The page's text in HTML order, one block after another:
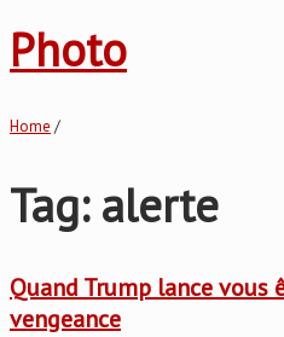
Photo
Home /
Tag: alerte
Quand Trump lance vous
vengeance